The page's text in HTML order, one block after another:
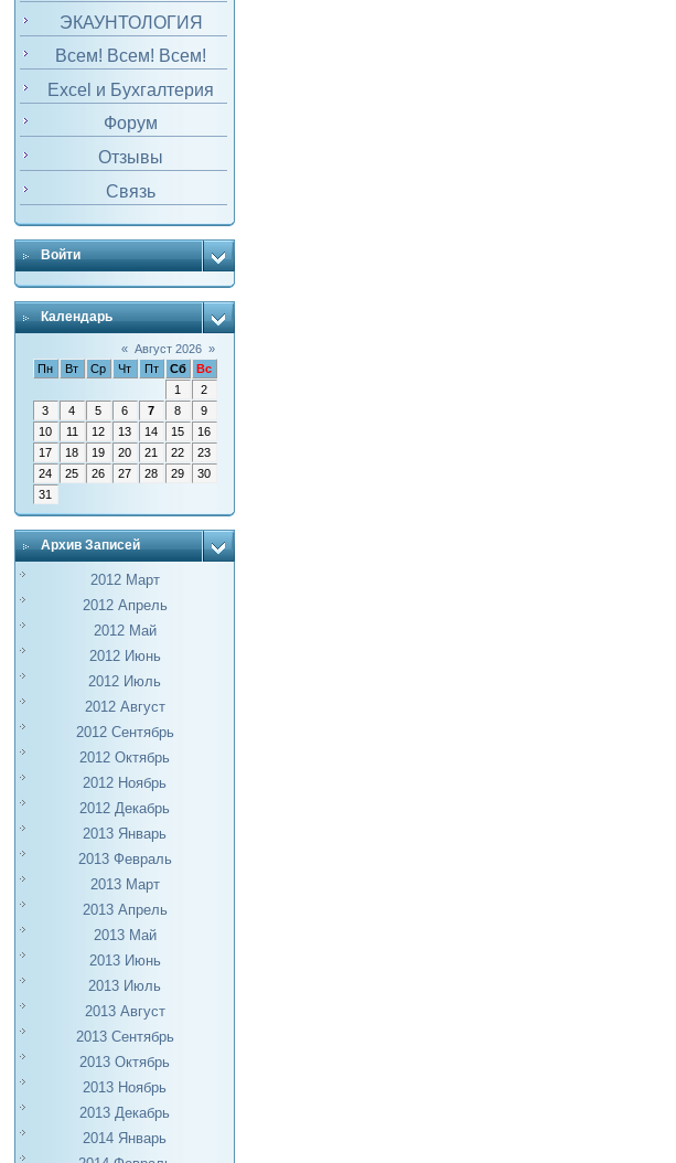
ЭКАУНТОЛОГИЯ
Всем! Всем! Всем!
Excel и Бухгалтерия
Форум
Отзывы
Связь
Войти
Календарь
« Август 2026 »
Пн
Вт Ср Чт Пт Сб
Вс
1
2
3
4 5 6 7 8
9
10
11 12 13 14 15
16
17
18 19 20 21 22
23
24
25 26 27 28 29
30
31
Архив Записей
2012 Март
2012 Апрель
2012 Май
2012 Июнь
2012 Июль
2012 Август
2012 Сентябрь
2012 Октябрь
2012 Ноябрь
2012 Декабрь
2013 Январь
2013 Февраль
2013 Март
2013 Апрель
2013 Май
2013 Июнь
2013 Июль
2013 Август
2013 Сентябрь
2013 Октябрь
2013 Ноябрь
2013 Декабрь
2014 Январь